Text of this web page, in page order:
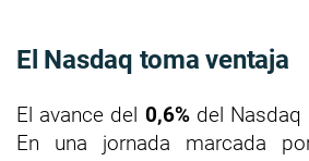
El Nasdaq toma ventaja
El avance del 0,6%del Nasdaq
En una jornada marcada